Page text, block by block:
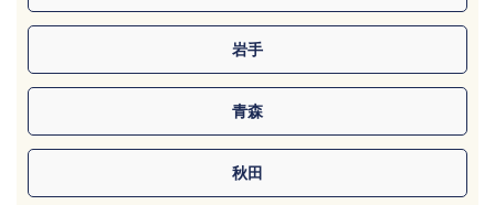
岩手
青森
秋田